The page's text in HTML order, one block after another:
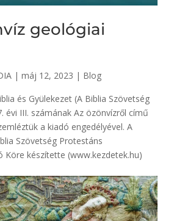
geológiai
| máj 12, 2023 | Blog
és Gyülekezet (A Biblia Szövetség
évi III. számának Az özönvízről című
a kiadó engedélyével. A
Szövetség Protestáns
Köre készítette (www.kezdetek.hu)